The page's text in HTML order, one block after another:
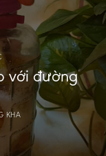
với đường
KHA